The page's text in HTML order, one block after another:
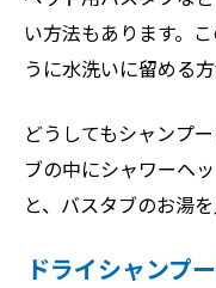
い方法もあります。
うに水洗いに留める
どうしてもシャンプ
ブの中にシャワーヘ
と、バスタブのお湯
ドライシャンプ